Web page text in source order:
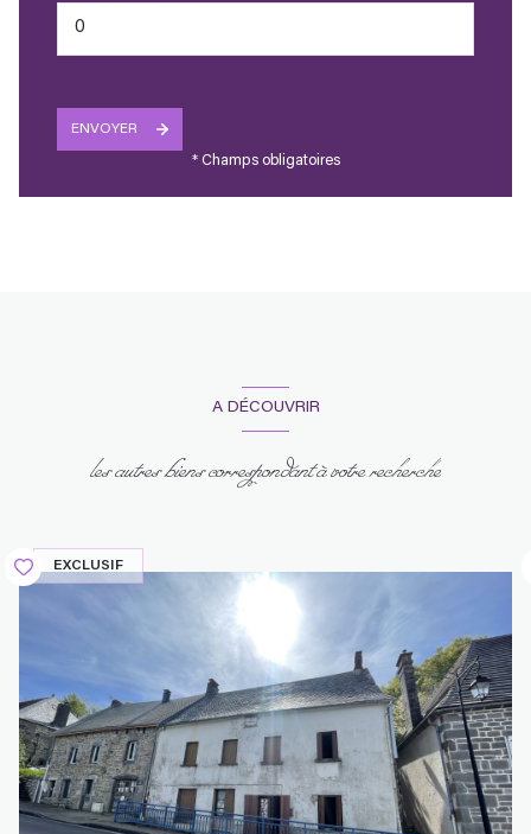
ENVOYER
* Champs obligatoires
A DÉCOUVRIR
les autres biens correspondant à votre recherche
EXCLUSIF